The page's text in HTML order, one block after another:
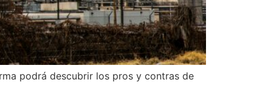
podrá descubrir los pros y contras de